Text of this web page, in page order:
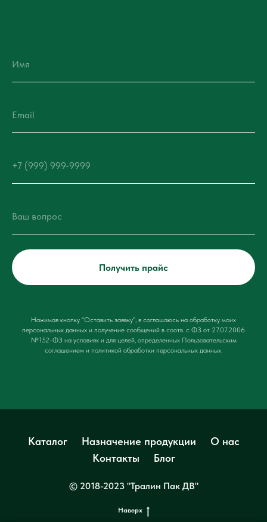
Получить прайс
Нажимая кнопку "Оставить заявку", я соглашаюсь на обработку моих
персональных данных и получение сообщений в соотв. с ФЗ от 27.07.2006
№152-ФЗ на условиях и для целей, определенных Пользовательским
соглашением и политикой обработки персональных данных.
Каталог Назначение продукции
О нас
Контакты
Блог
© 2018-2023 "Тралин Пак ДВ"
Наверх